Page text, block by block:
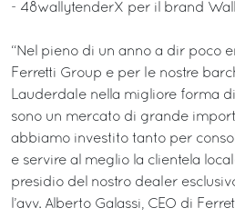
- 48wallytenderX per il brand
“Nel pieno di un anno a dir poco
Ferretti Group e per le nostre
Lauderdale nella migliore forma
sono un mercato di grande
abbiamo investito tanto per
e servire al meglio la clientela
presidio del nostro dealer
l’avv. Alberto Galassi, CEO di